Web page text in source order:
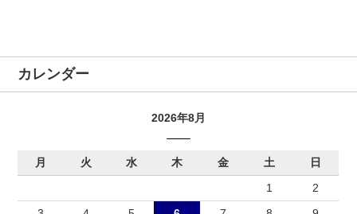
カレンダー
2026年8月
月 火 水 木 金 土
日
1
2